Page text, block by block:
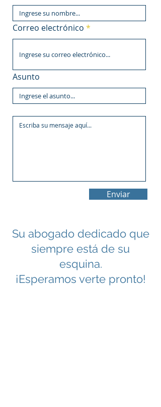
Correo electrónico
Asunto
Enviar
Su abogado dedicado que
siempre está de su
esquina.
¡Esperamos verte pronto!